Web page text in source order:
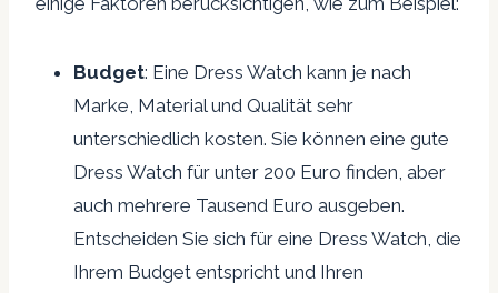
Budget: Eine Dress Watch kann je nach
Marke, Material und Qualität sehr
unterschiedlich kosten. Sie können eine gute
Dress Watch für unter 200 Euro finden, aber
auch mehrere Tausend Euro ausgeben.
Entscheiden Sie sich für eine Dress Watch, die
Ihrem Budget entspricht und Ihren